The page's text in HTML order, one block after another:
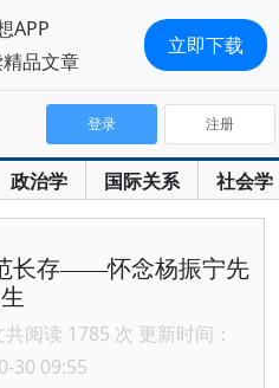
政治学 国际关系 社会学
登录 注册
长存——怀念杨振宁先
生
阅读 1785 次 更新时间：
30 09:55
APP
品文章
立即下载